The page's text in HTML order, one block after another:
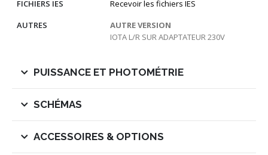
FICHIERS IES
Recevoir les fichiers IES
AUTRES
AUTRE VERSION
IOTA L/R SUR ADAPTATEUR 230V
PUISSANCE ET PHOTOMÉTRIE
SCHÉMAS
ACCESSOIRES & OPTIONS